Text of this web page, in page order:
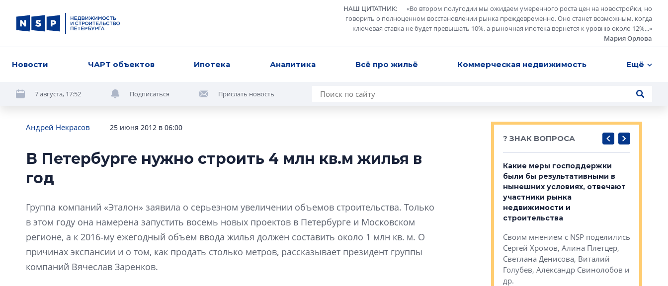
НАШ ЦИТАТНИК: «Во втором полугодии мы ожидаем умеренного роста цен на новостройки, но
говорить о полноценном восстановлении рынка преждевременно. Оно станет возможным, когда
ключевая ставка не будет превышать 10%, а рыночная ипотека вернется к уровню около 12%...»
Мария Орлова
Новости ЧАРТ объектов Ипотека Аналитика Всё про жильё Коммерческая недвижимость Ещё
7 августа, 17:52 Подписаться Прислать новость
Андрей Некрасов 25 июня 2012 в 06:00
В Петербурге нужно строить 4 млн кв.м жилья в
год
Группа компаний «Эталон» заявила о серьезном увеличении объемов строительства. Только
в этом году она намерена запустить восемь новых проектов в Петербурге и Московском
регионе, а к 2016‑му ежегодный объем ввода жилья должен составить около 1 млн кв. м. О
причинах экспансии и о том, как продать столько метров, рассказывает президент группы
компаний Вячеслав Заренков.
? ЗНАК ВОПРОСА
Разрыв цен между первичкой и
Разрыв цен между первичкой и
рынка? Своим мнением об этом
поделились Ольга Трошева,
Екатерина Немченко, Максим
Жабин, Светлана Денисова,
Какие меры господдержки
были бы результативными в
нынешних условиях, отвечают
участники рынка
недвижимости и
строительства
Своим мнением с NSP поделились
Сергей Хромов, Алина Плетцер,
Светлана Денисова, Виталий
Голубев, Александр Свинолобов и
др.